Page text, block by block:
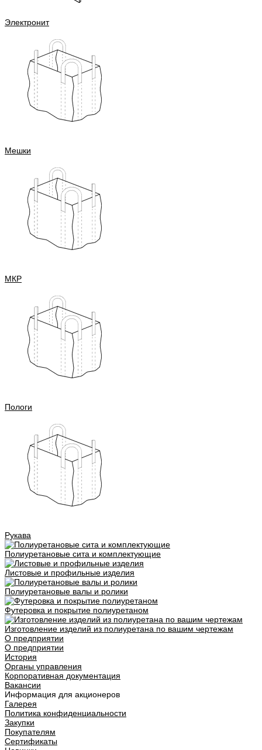
Электронит
Мешки
МКР
Пологи
Рукава
Полиуретановые сита и комплектующие
Листовые и профильные изделия
Полиуретановые валы и ролики
Футеровка и покрытие полиуретаном
Изготовление изделий из полиуретана по вашим чертежам
О предприятии
О предприятии
История
Органы управления
Корпоративная документация
Вакансии
Информация для акционеров
Галерея
Политика конфиденциальности
Закупки
Покупателям
Сертификаты